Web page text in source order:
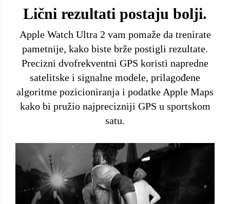
Lični rezultati postaju bolji.
Apple Watch Ultra 2 vam pomaže da trenirate
pametnije, kako biste brže postigli rezultate.
Precizni dvofrekventni GPS koristi napredne
satelitske i signalne modele, prilagođene
algoritme pozicioniranja i podatke Apple Maps
kako bi pružio najprecizniji GPS u sportskom
satu.